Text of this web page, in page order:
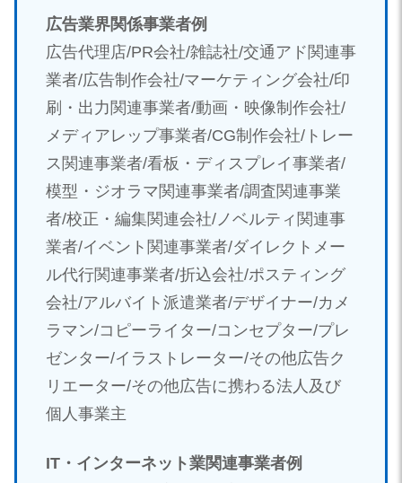
広告業界関係事業者例
広告代理店/PR会社/雑誌社/交通アド関連事
業者/広告制作会社/マーケティング会社/印
刷・出力関連事業者/動画・映像制作会社/
メディアレップ事業者/CG制作会社/トレー
ス関連事業者/看板・ディスプレイ事業者/
模型・ジオラマ関連事業者/調査関連事業
者/校正・編集関連会社/ノベルティ関連事
業者/イベント関連事業者/ダイレクトメー
ル代行関連事業者/折込会社/ポスティング
会社/アルバイト派遣業者/デザイナー/カメ
ラマン/コピーライター/コンセプター/プレ
ゼンター/イラストレーター/その他広告ク
リエーター/その他広告に携わる法人及び
個人事業主
IT・インターネット業関連事業者例